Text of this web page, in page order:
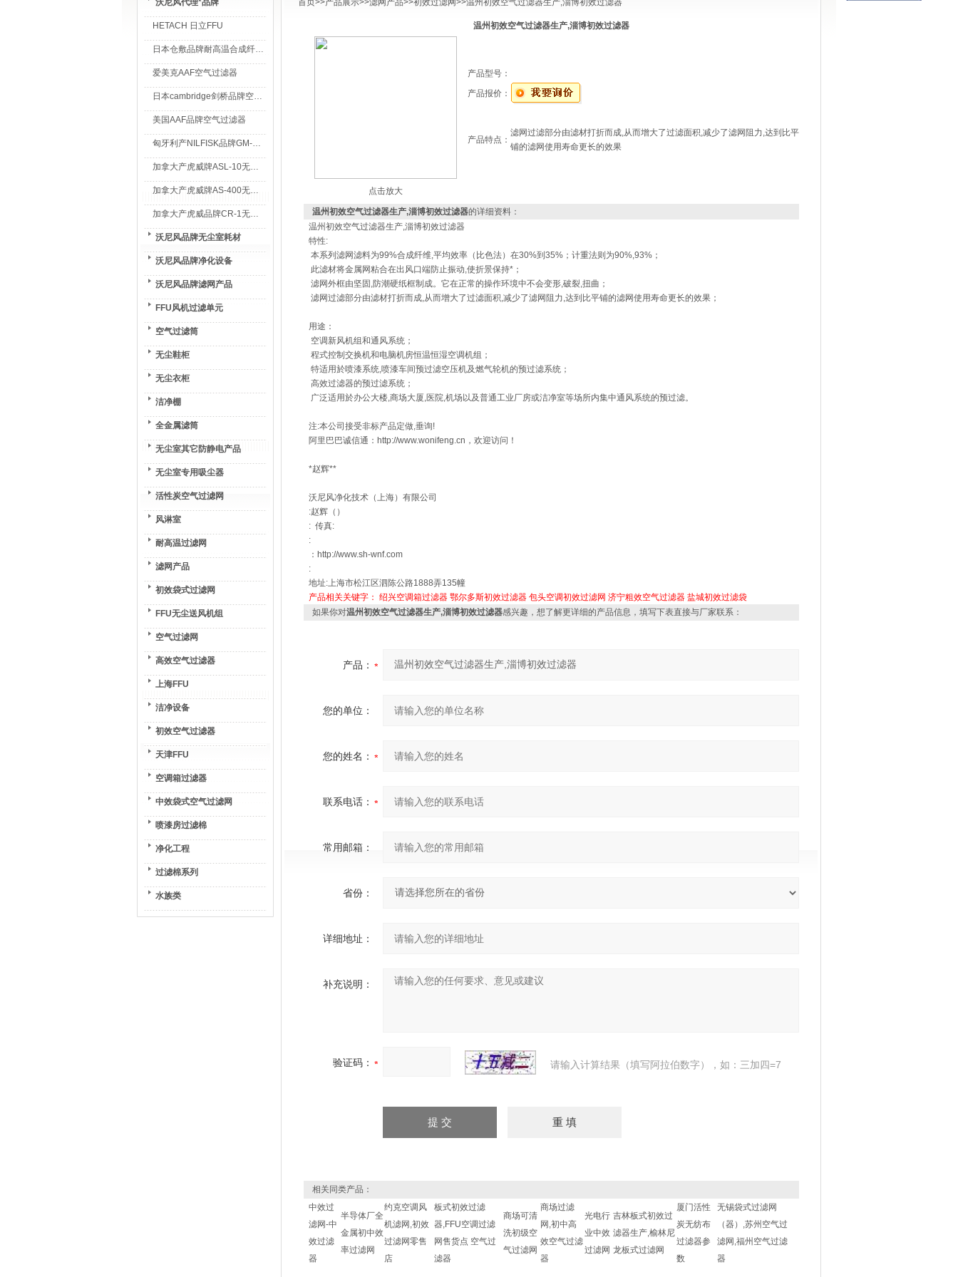
沃尼风代理*品牌
HETACH 日立FFU
日本仓敷品牌耐高温合成纤维过滤棉
爱美克AAF空气过滤器
日本cambridge剑桥品牌空气过滤器
美国AAF品牌空气过滤器
匈牙利产NILFISK品牌GM-80无尘室专用吸尘器
加拿大产虎威牌ASL-10无尘室专用吸尘器
加拿大产虎威牌AS-400无尘室专用吸尘器
加拿大产虎威品牌CR-1无尘室专用吸尘器
沃尼风品牌无尘室耗材
沃尼风品牌净化设备
沃尼风品牌滤网产品
FFU风机过滤单元
空气过滤筒
无尘鞋柜
无尘衣柜
洁净棚
全金属滤筒
无尘室其它防静电产品
无尘室专用吸尘器
活性炭空气过滤网
风淋室
耐高温过滤网
滤网产品
初效袋式过滤网
FFU无尘送风机组
空气过滤网
高效空气过滤器
上海FFU
洁净设备
初效空气过滤器
天津FFU
空调箱过滤器
中效袋式空气过滤网
喷漆房过滤棉
净化工程
过滤棉系列
水族类
首页>>产品展示>>滤网产品>>初效过滤网>>温州初效空气过滤器生产,淄博初效过滤器
温州初效空气过滤器生产,淄博初效过滤器
点击放大
产品型号：
产品报价：
产品特点：
滤网过滤部分由滤材打折而成,从而增大了过滤面积,减少了滤网阻力,达到比平
铺的滤网使用寿命更长的效果
温州初效空气过滤器生产,淄博初效过滤器的详细资料：
温州初效空气过滤器生产,淄博初效过滤器
特性:
本系列滤网滤料为99%合成纤维,平均效率（比色法）在30%到35%；计重法则为90%,93%；
此滤材将金属网粘合在出风口端防止振动,使折景保持*；
滤网外框由坚固,防潮硬纸框制成。它在正常的操作环境中不会变形,破裂,扭曲；
滤网过滤部分由滤材打折而成,从而增大了过滤面积,减少了滤网阻力,达到比平铺的滤网使用寿命更长的效果；
用途：
空调新风机组和通风系统；
程式控制交换机和电脑机房恒温恒湿空调机组；
特适用於喷漆系统,喷漆车间预过滤空压机及燃气轮机的预过滤系统；
高效过滤器的预过滤系统；
广泛适用於办公大楼,商场大厦,医院,机场以及普通工业厂房或洁净室等场所内集中通风系统的预过滤。
注:本公司接受非标产品定做,垂询!
阿里巴巴诚信通：http://www.wonifeng.cn，欢迎访问！
*赵辉**
沃尼风净化技术（上海）有限公司
:赵辉（）
: 传真:
:
：http://www.sh-wnf.com
:
地址:上海市松江区泗陈公路1888弄135幢
产品相关关键字： 绍兴空调箱过滤器 鄂尔多斯初效过滤器 包头空调初效过滤网 济宁粗效空气过滤器 盐城初效过滤袋
如果你对温州初效空气过滤器生产,淄博初效过滤器感兴趣，想了解更详细的产品信息，填写下表直接与厂家联系：
产品：
您的单位：
您的姓名：
联系电话：
常用邮箱：
省份：
详细地址：
补充说明：
验证码： 请输入计算结果（填写阿拉伯数字），如：三加四=7
相关同类产品：
中效过
滤网-中
效过滤
器
半导体厂全
金属初中效
率过滤网
约克空调风
机滤网,初效
过滤网零售
店
板式初效过滤
器,FFU空调过滤
网售货点 空气过
滤器
商场可清
洗初级空
气过滤网
商场过滤
网,初中高
效空气过滤
器
光电行
业中效
过滤网
吉林板式初效过
滤器生产,榆林尼
龙板式过滤网
厦门活性
炭无纺布
过滤器参
数
无锡袋式过滤网
（器）,苏州空气过
滤网,福州空气过滤
器